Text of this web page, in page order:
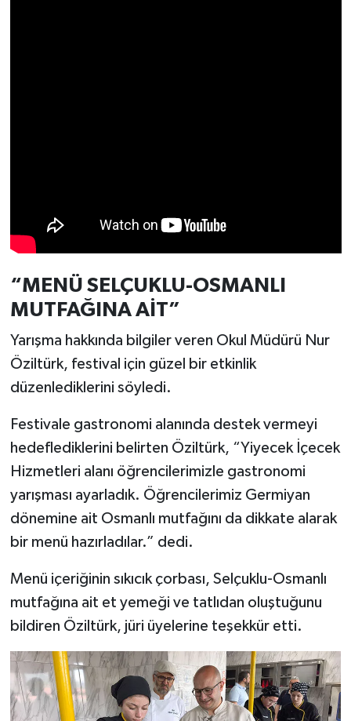
“MENÜ SELÇUKLU-OSMANLI
MUTFAĞINA AİT”
Yarışma hakkında bilgiler veren Okul Müdürü Nur
Öziltürk, festival için güzel bir etkinlik
düzenlediklerini söyledi.
Festivale gastronomi alanında destek vermeyi
hedeflediklerini belirten Öziltürk, “Yiyecek İçecek
Hizmetleri alanı öğrencilerimizle gastronomi
yarışması ayarladık. Öğrencilerimiz Germiyan
dönemine ait Osmanlı mutfağını da dikkate alarak
bir menü hazırladılar.” dedi.
Menü içeriğinin sıkıcık çorbası, Selçuklu-Osmanlı
mutfağına ait et yemeği ve tatlıdan oluştuğunu
bildiren Öziltürk, jüri üyelerine teşekkür etti.